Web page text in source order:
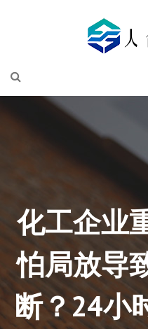
化工企业
怕局放导
断？24小